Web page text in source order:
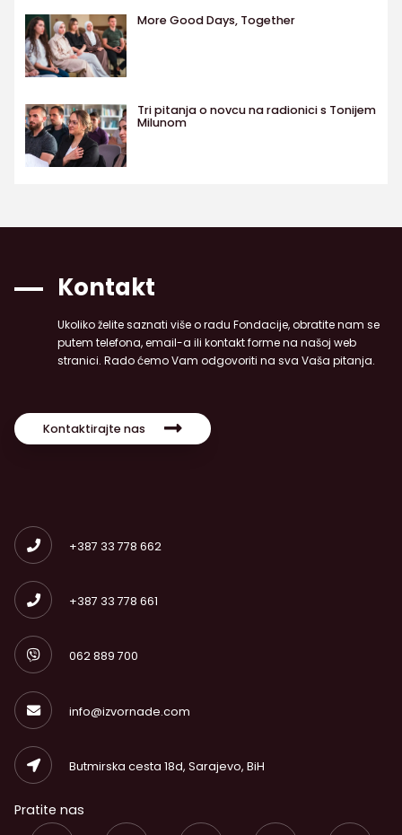
More Good Days, Together
Tri pitanja o novcu na radionici s Tonijem
Milunom
Kontakt
Ukoliko želite saznati više o radu Fondacije, obratite nam se
putem telefona, email-a ili kontakt forme na našoj web
stranici. Rado ćemo Vam odgovoriti na sva Vaša pitanja.
Kontaktirajte nas
+387 33 778 662
+387 33 778 661
062 889 700
info@izvornade.com
Butmirska cesta 18d, Sarajevo, BiH
Pratite nas